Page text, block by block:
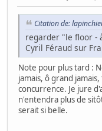
Citation de:
regarder "le floor -
Cyril Féraud sur
Note pour plus tard :
jamais, ô grand
concurrence. Je jure
n'entendra plus de
serait si belle.